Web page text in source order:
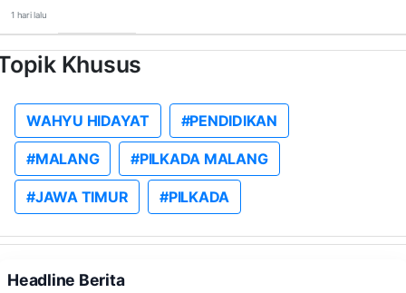
1 hari lalu
Khusus
WAHYU HIDAYAT #PENDIDIKAN
#MALANG #PILKADA MALANG
#JAWA TIMUR #PILKADA
Headline Berita